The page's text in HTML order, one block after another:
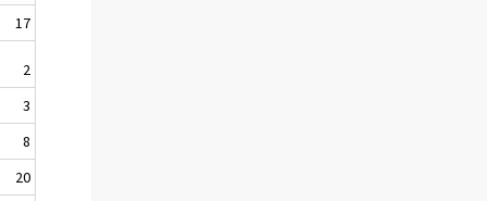
17
2
3
8
20